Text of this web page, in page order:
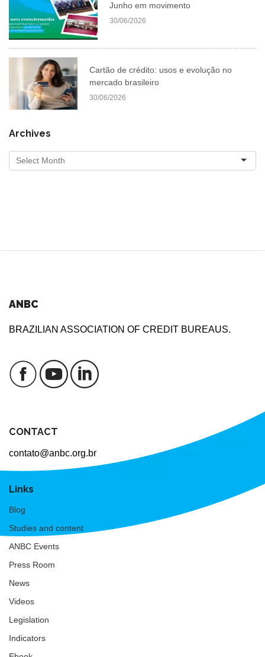
Junho em movimento
30/06/2026
Cartão de crédito: usos e evolução no
mercado brasileiro
30/06/2026
Archives
ANBC
BRAZILIAN ASSOCIATION OF CREDIT BUREAUS.
CONTACT
contato@anbc.org.br
Links
Blog
Studies and content
ANBC Events
Press Room
News
Videos
Legislation
Indicators